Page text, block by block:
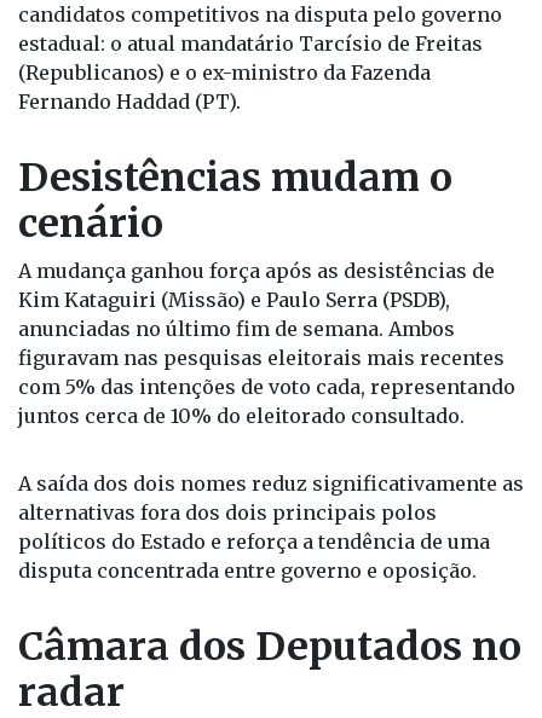
candidatos competitivos na disputa pelo governo
estadual: o atual mandatário Tarcísio de Freitas
(Republicanos) e o ex-ministro da Fazenda
Fernando Haddad (PT).
Desistências mudam o
cenário
A mudança ganhou força após as desistências de
Kim Kataguiri (Missão) e Paulo Serra (PSDB),
anunciadas no último fim de semana. Ambos
figuravam nas pesquisas eleitorais mais recentes
com 5% das intenções de voto cada, representando
juntos cerca de 10% do eleitorado consultado.
A saída dos dois nomes reduz significativamente as
alternativas fora dos dois principais polos
políticos do Estado e reforça a tendência de uma
disputa concentrada entre governo e oposição.
Câmara dos Deputados no
radar